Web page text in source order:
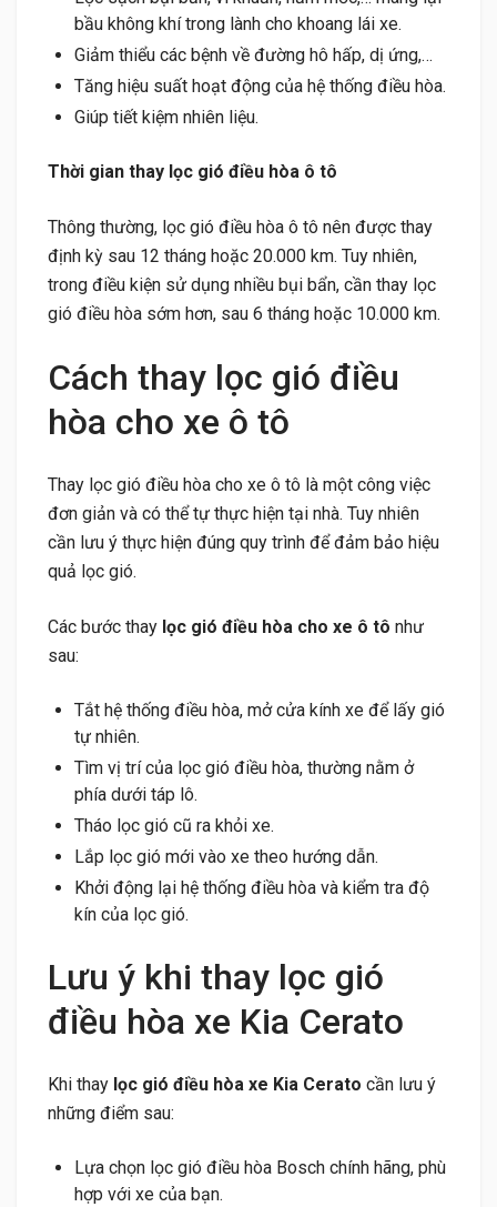
bầu không khí trong lành cho khoang lái xe.
Giảm thiểu các bệnh về đường hô hấp, dị ứng,…
Tăng hiệu suất hoạt động của hệ thống điều hòa.
Giúp tiết kiệm nhiên liệu.
Thời gian thay lọc gió điều hòa ô tô
Thông thường, lọc gió điều hòa ô tô nên được thay
định kỳ sau 12 tháng hoặc 20.000 km. Tuy nhiên,
trong điều kiện sử dụng nhiều bụi bẩn, cần thay lọc
gió điều hòa sớm hơn, sau 6 tháng hoặc 10.000 km.
Cách thay lọc gió điều
hòa cho xe ô tô
Thay lọc gió điều hòa cho xe ô tô là một công việc
đơn giản và có thể tự thực hiện tại nhà. Tuy nhiên
cần lưu ý thực hiện đúng quy trình để đảm bảo hiệu
quả lọc gió.
Các bước thay lọc gió điều hòa cho xe ô tô như
sau:
Tắt hệ thống điều hòa, mở cửa kính xe để lấy gió
tự nhiên.
Tìm vị trí của lọc gió điều hòa, thường nằm ở
phía dưới táp lô.
Tháo lọc gió cũ ra khỏi xe.
Lắp lọc gió mới vào xe theo hướng dẫn.
Khởi động lại hệ thống điều hòa và kiểm tra độ
kín của lọc gió.
Lưu ý khi thay lọc gió
điều hòa xe Kia Cerato
Khi thay lọc gió điều hòa xe Kia Cerato cần lưu ý
những điểm sau:
Lựa chọn lọc gió điều hòa Bosch chính hãng, phù
hợp với xe của bạn.